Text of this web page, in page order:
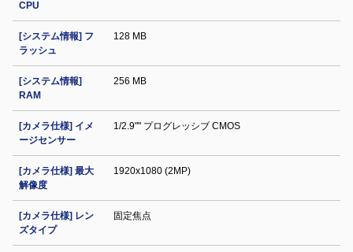
CPU
[システム情報] フ
ラッシュ
128 MB
[システム情報]
RAM
256 MB
[カメラ仕様] イメ
ージセンサー
1/2.9"" プログレッシブ CMOS
[カメラ仕様] 最大
解像度
1920x1080 (2MP)
[カメラ仕様] レン
ズタイプ
固定焦点